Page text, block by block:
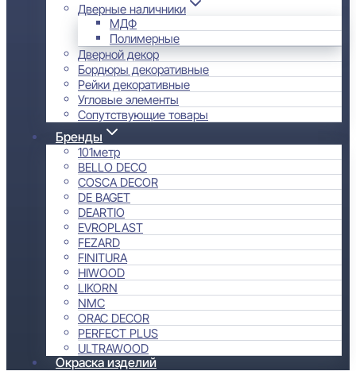
Дверные наличники
МДФ
Полимерные
Дверной декор
Бордюры декоративные
Рейки декоративные
Угловые элементы
Сопутствующие товары
Бренды
101метр
BELLO DECO
COSCA DECOR
DE BAGET
DEARTIO
EVROPLAST
FEZARD
FINITURA
HIWOOD
LIKORN
NMC
ORAC DECOR
PERFECT PLUS
ULTRAWOOD
Окраска изделий